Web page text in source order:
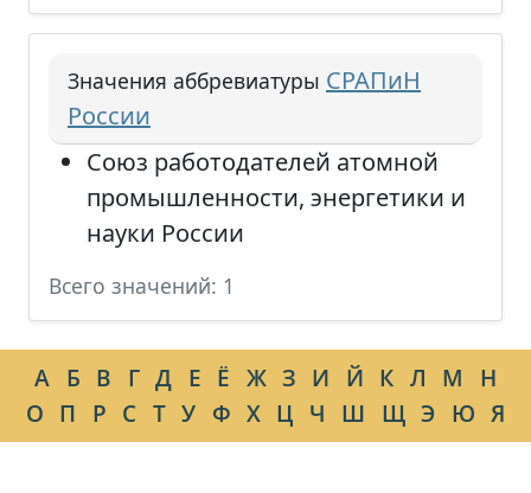
Значения аббревиатуры СРАПиН
России
Союз работодателей атомной
промышленности, энергетики и
науки России
Всего значений: 1
А Б В Г Д Е Ё Ж З И Й К Л М
Н
О П Р С Т У Ф Х Ц Ч Ш Щ Э Ю Я